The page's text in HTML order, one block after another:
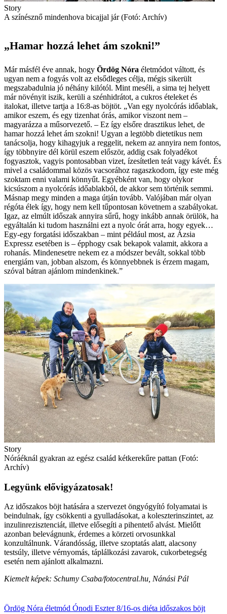
Story
A színésznő mindenhova bicajjal jár (Fotó: Archív)
„Hamar hozzá lehet ám szokni!”
Már másfél éve annak, hogy Ördög Nóra életmódot váltott, és
ugyan nem a fogyás volt az elsődleges célja, mégis sikerült
megszabadulnia jó néhány kilótól. Mint meséli, a sima tej helyett
már növényit iszik, kerüli a szénhidrátot, a cukros ételeket és
italokat, illetve tartja a 16:8-as böjtöt. „Van egy nyolcórás időablak,
amikor eszem, és egy tizenhat órás, amikor viszont nem –
magyarázza a műsorvezető. – Ez így elsőre drasztikus lehet, de
hamar hozzá lehet ám szokni! Ugyan a legtöbb dietetikus nem
tanácsolja, hogy kihagyjuk a reggelit, nekem az annyira nem fontos,
így többnyire dél körül eszem először, addig csak folyadékot
fogyasztok, vagyis pontosabban vizet, ízesítetlen teát vagy kávét. És
mivel a családommal közös vacsorához ragaszkodom, így este még
szoktam enni valami könnyűt. Egyébként van, hogy olykor
kicsúszom a nyolcórás időablakból, de akkor sem történik semmi.
Másnap megy minden a maga útján tovább. Valójában már olyan
régóta élek így, hogy nem kell tűpontosan követnem a szabályokat.
Igaz, az elmúlt időszak annyira sűrű, hogy inkább annak örülök, ha
egyáltalán ki tudom használni ezt a nyolc órát arra, hogy egyek…
Egy-egy forgatási időszakban – mint például most, az Ázsia
Expressz­ esetében is – épphogy csak bekapok valamit, akkora a
rohanás. Mindenesetre nekem ez a módszer bevált, sokkal több
energiám van, jobban alszom, és könnyebbnek is érzem magam,
szóval bátran ajánlom mindenkinek.”
Story
Nóráéknál gyakran az egész család kétkerekűre pattan (Fotó:
Archív)
Legyünk elővigyázatosak!
Az időszakos böjt hatására a szervezet öngyógyító folyamatai is
beindulnak, így csökkenti a gyulladásokat, a koleszterinszintet, az
inzulinrezisztenciát, illetve elősegíti a pihentető alvást. Mielőtt
azonban belevágnunk, érdemes a körzeti orvosunkkal
konzultálnunk. Várandósság, illetve szoptatás alatt, alacsony
testsúly, illetve vérnyomás, táplálkozási zavarok, cukorbetegség
esetén nem ajánlott alkalmazni.
Kiemelt képek: Schumy Csaba/fotocentral.hu, Nánási Pál
Ördög Nóra életmód Ónodi Eszter8/16-os diéta időszakos böjt